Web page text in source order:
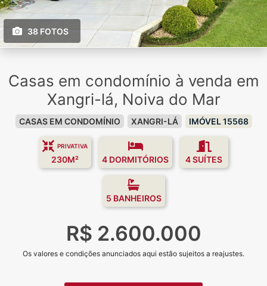
38 FOTOS
Casas em condomínio à venda em
Xangri-lá, Noiva do Mar
CASAS EM CONDOMÍNIO XANGRI-LÁ IMÓVEL 15568
PRIVATIVA
230M² 4 DORMITÓRIOS 4 SUÍTES
5 BANHEIROS
R$ 2.600.000
Os valores e condições anunciados aqui estão sujeitos a reajustes.